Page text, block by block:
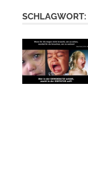
SCHLAGWORT: